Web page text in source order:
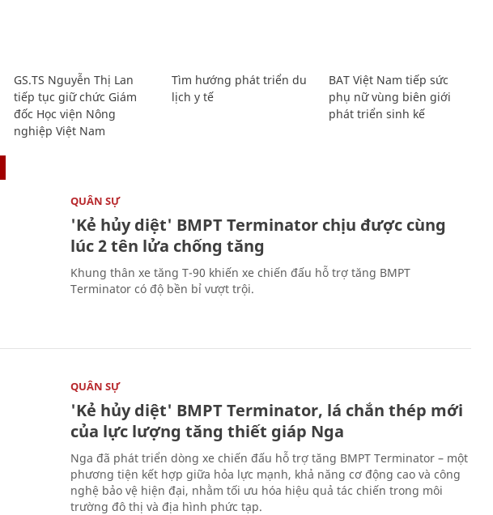
GS.TS Nguyễn Thị Lan
tiếp tục giữ chức Giám
đốc Học viện Nông
nghiệp Việt Nam
Tìm hướng phát triển du
lịch y tế
BAT Việt Nam tiếp sức
phụ nữ vùng biên giới
phát triển sinh kế
QUÂN SỰ
'Kẻ hủy diệt' BMPT Terminator chịu được cùng
lúc 2 tên lửa chống tăng
Khung thân xe tăng T-90 khiến xe chiến đấu hỗ trợ tăng BMPT
Terminator có độ bền bỉ vượt trội.
QUÂN SỰ
'Kẻ hủy diệt' BMPT Terminator, lá chắn thép mới
của lực lượng tăng thiết giáp Nga
Nga đã phát triển dòng xe chiến đấu hỗ trợ tăng BMPT Terminator – một
phương tiện kết hợp giữa hỏa lực mạnh, khả năng cơ động cao và công
nghệ bảo vệ hiện đại, nhằm tối ưu hóa hiệu quả tác chiến trong môi
trường đô thị và địa hình phức tạp.